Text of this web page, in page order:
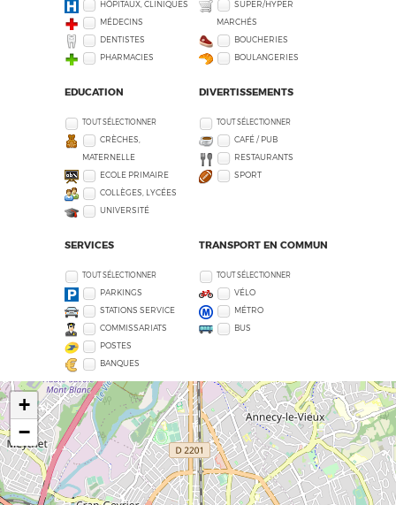
HÔPITAUX, CLINIQUES
MÉDECINS
DENTISTES
PHARMACIES
SUPER/HYPER
MARCHÉS
BOUCHERIES
BOULANGERIES
EDUCATION
TOUT SÉLECTIONNER
CRÈCHES,
MATERNELLE
ECOLE PRIMAIRE
COLLÈGES, LYCÉES
UNIVERSITÉ
DIVERTISSEMENTS
TOUT SÉLECTIONNER
CAFÉ / PUB
RESTAURANTS
SPORT
SERVICES
TOUT SÉLECTIONNER
PARKINGS
STATIONS SERVICE
COMMISSARIATS
POSTES
BANQUES
TRANSPORT EN COMMUN
TOUT SÉLECTIONNER
VÉLO
MÉTRO
BUS
+
−